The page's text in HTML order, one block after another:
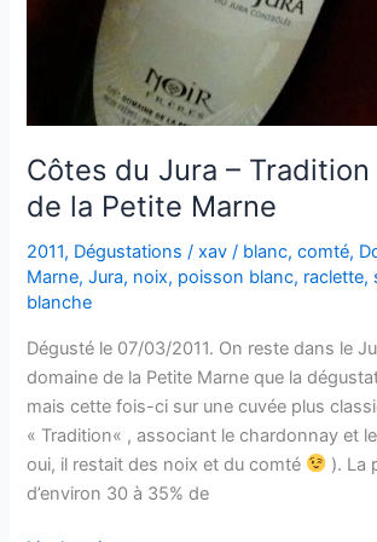
Côtes du Jura – Tradition
de la Petite Marne
2011, Dégustations /xav/ blanc,comté,
Marne,Jura, noix, poisson blanc, raclette,
blanche
Dégusté le 07/03/2011. On reste dans le
domaine de la Petite Marne que la
mais cette fois-ci sur une cuvée plus
« Tradition« , associant le chardonnay et
oui, il restait des noix et du comté
). La
d’environ 30 à 35% de